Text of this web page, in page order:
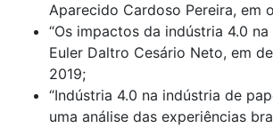
Aparecido Cardoso Pereira, em
“Os impactos da indústria 4.0 na
Euler Daltro Cesário Neto, em
2019;
“Indústria 4.0 na indústria de
uma análise das experiências